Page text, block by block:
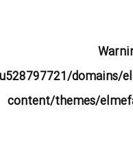
domains/
content/themes/